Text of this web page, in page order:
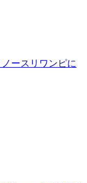
ースリワンピに